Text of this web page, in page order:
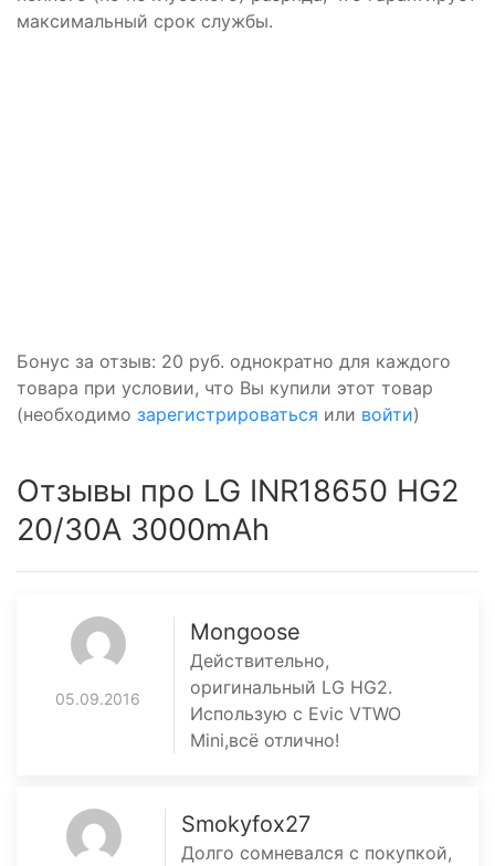
максимальный срок службы.
Бонус за отзыв: 20 руб. однократно для каждого
товара при условии, что Вы купили этот товар
(необходимо зарегистрироваться или войти)
Отзывы про LG INR18650 HG2
20/30A 3000mAh
05.09.2016
Mongoose
Действительно,
оригинальный LG HG2.
Использую с Evic VTWO
Mini,всё отлично!
Smokyfox27
Долго сомневался с покупкой,